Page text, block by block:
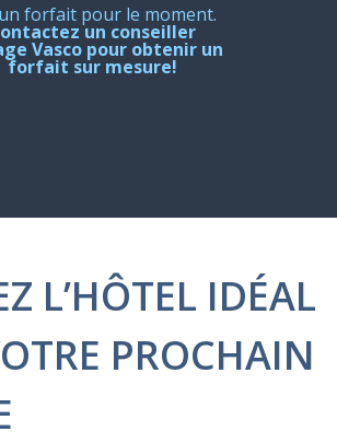
forfait pour le moment.
un conseiller
Vasco pour obtenir un
forfait sur mesure!
L’HÔTEL IDÉAL
PROCHAIN